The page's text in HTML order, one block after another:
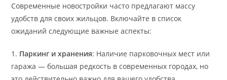
Современные новостройки часто предлагают массу
удобств для своих жильцов. Включайте в список
ожиданий следующие важные аспекты:
1. Паркинг и хранения: Наличие парковочных мест или
гаража — большая редкость в современных городах, но